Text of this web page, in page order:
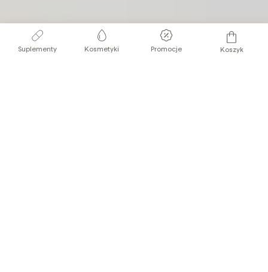
Suplementy Kosmetyki Promocje Koszyk